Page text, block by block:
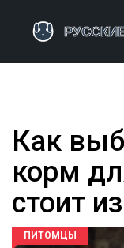
Как
корм
стоит
ПИТОМЦЫ